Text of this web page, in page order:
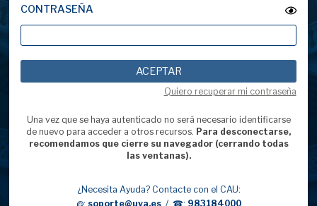
CONTRASEÑA
Quiero recuperar mi contraseña
Una vez que se haya autenticado no será necesario identificarse
de nuevo para acceder a otros recursos. Para desconectarse,
recomendamos que cierre su navegador (cerrando todas
las ventanas).
¿Necesita Ayuda? Contacte con el CAU:
@: soporte@uva.es/ ☎: 983184000